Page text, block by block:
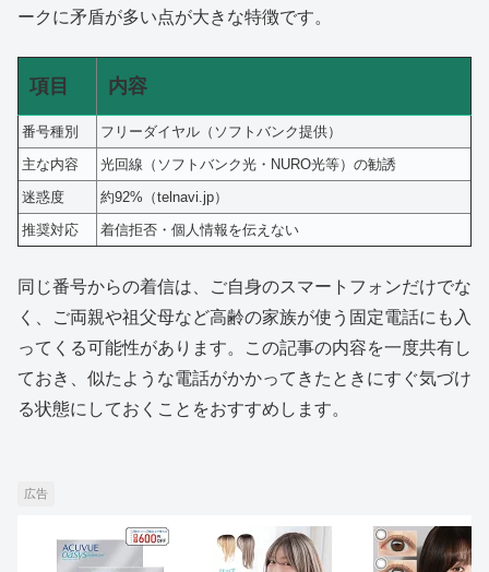
ークに矛盾が多い点が大きな特徴です。
項目 内容
番号種別
フリーダイヤル（ソフトバンク提供）
主な内容
光回線（ソフトバンク光・NURO光等）の勧誘
迷惑度
約92%（telnavi.jp）
推奨対応
着信拒否・個人情報を伝えない
同じ番号からの着信は、ご自身のスマートフォンだけでな
く、ご両親や祖父母など高齢の家族が使う固定電話にも入
ってくる可能性があります。この記事の内容を一度共有し
ておき、似たような電話がかかってきたときにすぐ気づけ
る状態にしておくことをおすすめします。
広告